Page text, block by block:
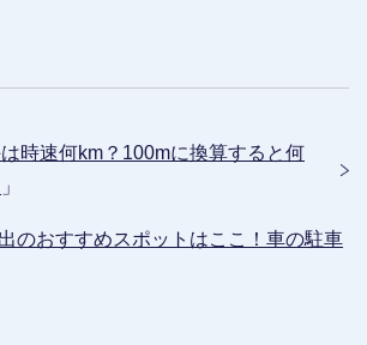
時速何km？100mに換算すると何
」
のおすすめスポットはここ！車の駐車